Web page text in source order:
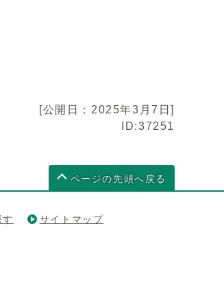
[公開日：2025年3月7日]
ID:37251
ページの先頭へ戻る
サイトマップ